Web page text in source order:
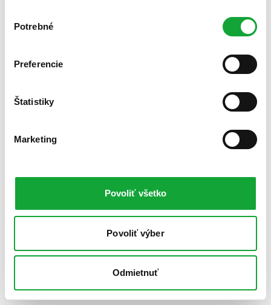
súhlasu
Potrebné
Preferencie
Štatistiky
Marketing
Povoliť všetko
Povoliť výber
Odmietnuť